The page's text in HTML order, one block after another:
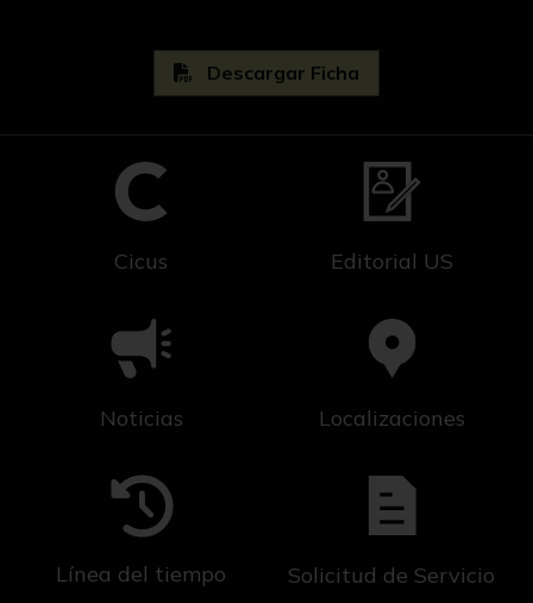
Descargar Ficha
Cicus Editorial US
Noticias Localizaciones
Línea del tiempo Solicitud de Servicio